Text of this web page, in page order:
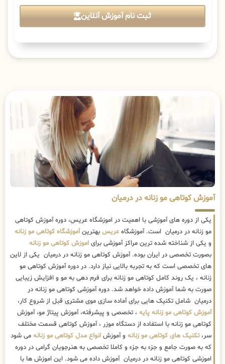
ثبت نام آموزش آنلاین
آموزش کوتاهی مو زنانه در درمیان
یکی از دوره های آموزشی با اهمیت در اموزشگاه عریس، دوره آموزش کوتاهی
مو زنانه در درمیان است. آموزشگاه عریس بهترینآموزشگاه کوتاهی مو زنانه
و یکی از شناخته شده ترین مراکز آموزشی برای اموزش کوتاهی مو زنانه
بصورت تخصصی در ایران بوده. آموزش کوتاهی مو زنانه در درمیان یکی از لاین
های تخصصی است که به تجربه بالایی نیاز دارد. در دوره آموزش کوتاهی مو
زنانه ، یک روند کامل کوتاهی مو زنانه برای فرم دهی به مو و افزایش زیبایی
صورت به شما آموزش داده خواهد شد. دوره آموزشی کوتاهی مو زنانه در
درمیان شامل تکنیک هایی برای آماده سازی موی مشتری قبل از شروع کار،
آموزش کوتاهی مو زنانه پایه ، تخصصی و پیشرفته، آموزش پیتاژ مو، آموزش
کوتاهی مو زنانه با استفاده از دستگاه موزر ، آموزش کوتاهی قسمت مختلف
سر،تکنیک های کوتاهی مو زنانه و آموزش انواع مدل کوتاهی مو زنانه می شود
که به صورت جامع و جزء به جزء و کاملا تخصصی به هنرجویان گرامی در دوره
اموزشی کوتاهی مو زنانه در درمیان آموزش داده می شود. این اموزش ها با